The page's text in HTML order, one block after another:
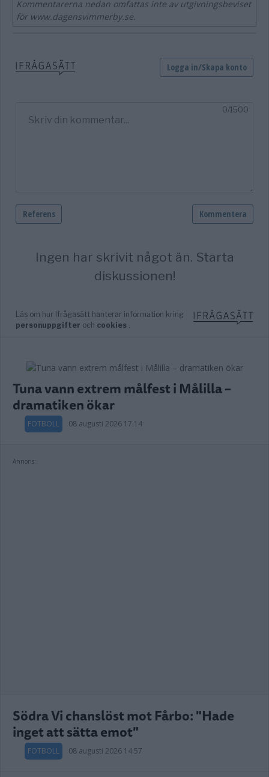
Kommentarerna nedan omfattas inte av utgivningsbeviset
för www.dagensvimmerby.se.
Tuna vann extrem målfest i Målilla –
dramatiken ökar
FOTBOLL 08 augusti 2026 17.14
Annons:
Södra Vi chanslöst mot Fårbo: "Hade
inget att sätta emot"
FOTBOLL 08 augusti 2026 14.57